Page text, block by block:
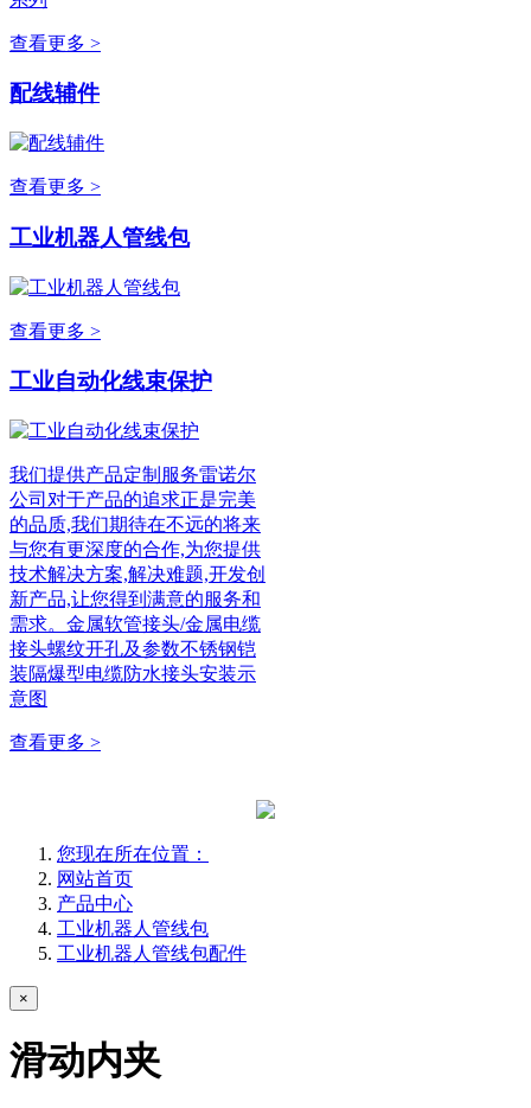
查看更多 >
配线辅件
查看更多 >
工业机器人管线包
查看更多 >
工业自动化线束保护
我们提供产品定制服务雷诺尔
公司对于产品的追求正是完美
的品质,我们期待在不远的将来
与您有更深度的合作,为您提供
技术解决方案,解决难题,开发创
新产品,让您得到满意的服务和
需求。金属软管接头/金属电缆
接头螺纹开孔及参数不锈钢铠
装隔爆型电缆防水接头安装示
意图
查看更多 >
您现在所在位置：
网站首页
产品中心
工业机器人管线包
工业机器人管线包配件
×
滑动内夹